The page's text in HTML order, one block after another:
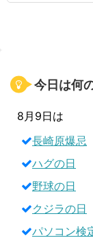
今日は何
8月9日は
長崎原爆忌
ハグの日
野球の日
クジラの日
パソコン検